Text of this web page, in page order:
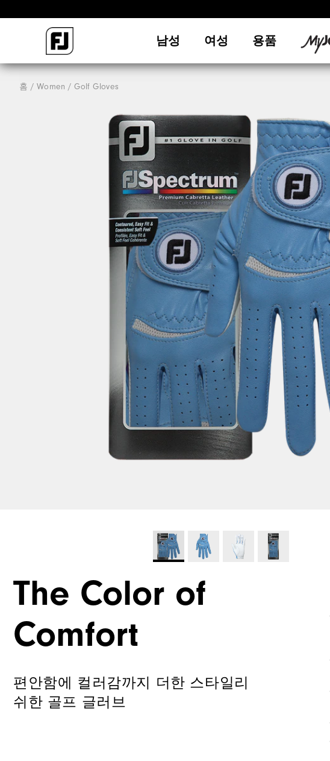
남성 여성 용품
홈 Women Golf Gloves
The Color of
Comfort
편안함에 컬러감까지 더한 스타일리
쉬한 골프 글러브